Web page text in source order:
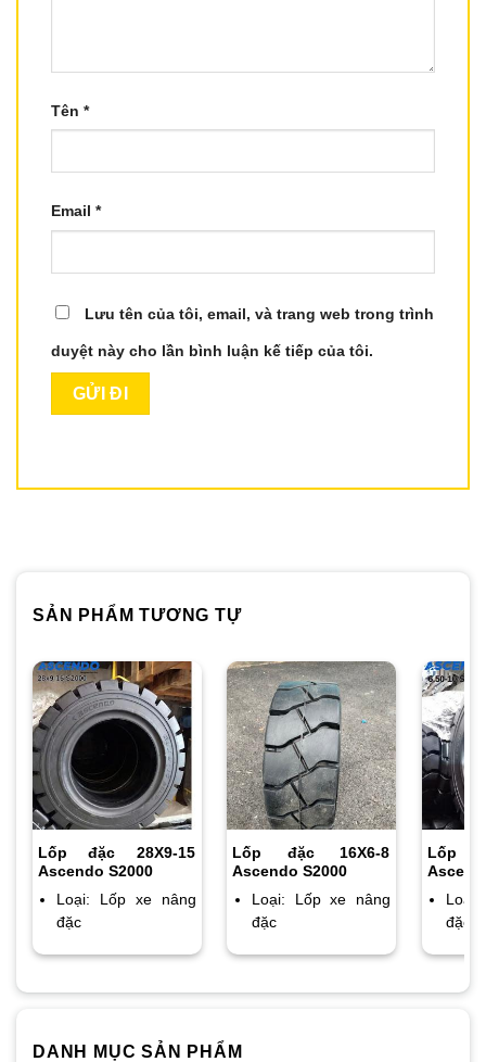
Tên *
Email *
Lưu tên của tôi, email, và trang web trong trình
duyệt này cho lần bình luận kế tiếp của tôi.
SẢN PHẨM TƯƠNG TỰ
Lốp đặc 28X9-15
Ascendo S2000
Loại: Lốp xe nâng
đặc
Lốp đặc 16X6-8
Ascendo S2000
Loại: Lốp xe nâng
đặc
Lốp
đặc
DANH MỤC SẢN PHẨM